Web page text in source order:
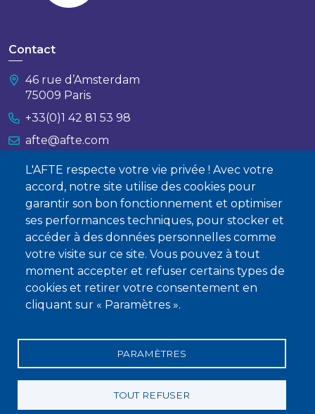
L'AFTE respecte votre vie privée ! Avec votre
accord, notre site utilise des cookies pour
garantir son bon fonctionnement et optimiser
ses performances techniques, pour stocker et
accéder à des données personnelles comme
votre visite sur ce site. Vous pouvez à tout
moment accepter et refuser certains types de
cookies et retirer votre consentement en
cliquant sur « Paramètres ».
PARAMÈTRES
TOUT REFUSER
Contact
46 rue d’Amsterdam
75009 Paris
+33(0)1 42 81 53 98
afte@afte.com
Nous contacter
À propos
Qui sommes-nous ?
Devenir membre
Mentions légales
Conditions générales de vente